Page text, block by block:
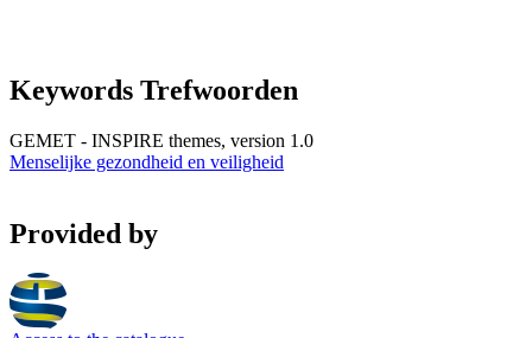
Keywords Trefwoorden
GEMET - INSPIRE themes, version 1.0
Menselijke gezondheid en veiligheid
Provided by